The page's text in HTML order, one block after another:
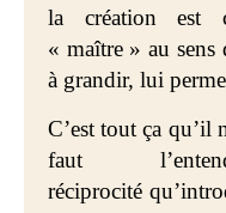
la création est
« maître »au sens
à grandir, lui
C’est tout ça qu’il
faut
réciprocité